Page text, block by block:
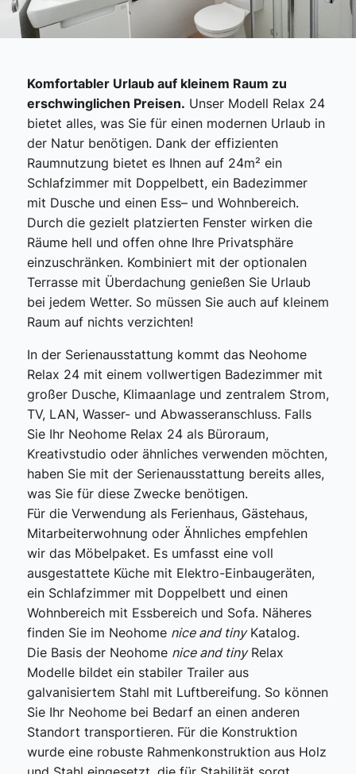
Komfortabler Urlaub auf kleinem Raum zu
erschwinglichen Preisen. Unser Modell Relax 24
bietet alles, was Sie für einen modernen Urlaub in
der Natur benötigen. Dank der effizienten
Raumnutzung bietet es Ihnen auf 24m² ein
Schlafzimmer mit Doppelbett, ein Badezimmer
mit Dusche und einen Ess– und Wohnbereich.
Durch die gezielt platzierten Fenster wirken die
Räume hell und offen ohne Ihre Privatsphäre
einzuschränken. Kombiniert mit der optionalen
Terrasse mit Überdachung genießen Sie Urlaub
bei jedem Wetter. So müssen Sie auch auf kleinem
Raum auf nichts verzichten!
In der Serienausstattung kommt das Neohome
Relax 24 mit einem vollwertigen Badezimmer mit
großer Dusche, Klimaanlage und zentralem Strom,
TV, LAN, Wasser- und Abwasseranschluss. Falls
Sie Ihr Neohome Relax 24 als Büroraum,
Kreativstudio oder ähnliches verwenden möchten,
haben Sie mit der Serienausstattung bereits alles,
was Sie für diese Zwecke benötigen.
Für die Verwendung als Ferienhaus, Gästehaus,
Mitarbeiterwohnung oder Ähnliches empfehlen
wir das Möbelpaket. Es umfasst eine voll
ausgestattete Küche mit Elektro-Einbaugeräten,
ein Schlafzimmer mit Doppelbett und einen
Wohnbereich mit Essbereich und Sofa. Näheres
finden Sie im Neohome nice and tinyKatalog.
Die Basis der Neohome nice and tinyRelax
Modelle bildet ein stabiler Trailer aus
galvanisiertem Stahl mit Luftbereifung. So können
Sie Ihr Neohome bei Bedarf an einen anderen
Standort transportieren. Für die Konstruktion
wurde eine robuste Rahmenkonstruktion aus Holz